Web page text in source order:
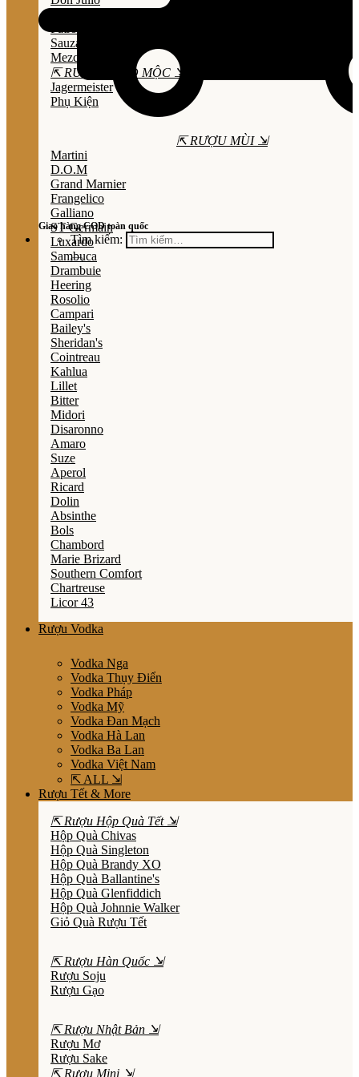
Giao hàng COD toàn quốc
Tìm kiếm:
Sauza
Mezcal
⇱ RƯỢU THẢO MỘC ⇲
Jagermeister
Phụ Kiện
⇱ RƯỢU MÙI ⇲
Martini
D.O.M
Grand Marnier
Frangelico
Galliano
ST Germain
Luxardo
Sambuca
Drambuie
Heering
Rosolio
Campari
Bailey's
Sheridan's
Cointreau
Kahlua
Lillet
Bitter
Midori
Disaronno
Amaro
Suze
Aperol
Ricard
Dolin
Absinthe
Bols
Chambord
Marie Brizard
Southern Comfort
Chartreuse
Licor 43
Rượu Vodka
Vodka Nga
Vodka Thụy Điển
Vodka Pháp
Vodka Mỹ
Vodka Đan Mạch
Vodka Hà Lan
Vodka Ba Lan
Vodka Việt Nam
⇱ ALL ⇲
Rượu Tết & More
⇱ Rượu Hộp Quà Tết ⇲
Hộp Quà Chivas
Hộp Quà Singleton
Hộp Quà Brandy XO
Hộp Quà Ballantine's
Hộp Quà Glenfiddich
Hộp Quà Johnnie Walker
Giỏ Quà Rượu Tết
⇱ Rượu Hàn Quốc ⇲
Rượu Soju
Rượu Gạo
⇱ Rượu Nhật Bản ⇲
Rượu Mơ
Rượu Sake
⇱ Rượu Mini ⇲